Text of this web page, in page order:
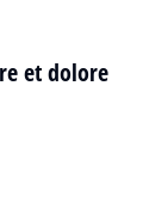
et dolore